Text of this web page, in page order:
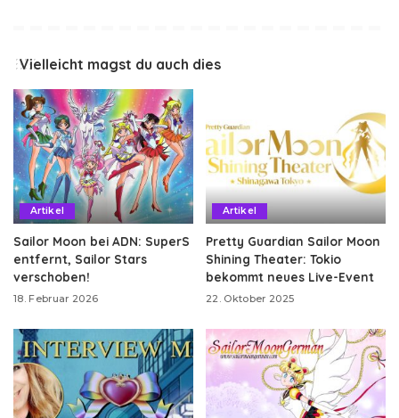
Vielleicht magst du auch dies
Artikel
Sailor Moon bei ADN: SuperS
entfernt, Sailor Stars
verschoben!
18. Februar 2026
Artikel
Pretty Guardian Sailor Moon
Shining Theater: Tokio
bekommt neues Live-Event
22. Oktober 2025